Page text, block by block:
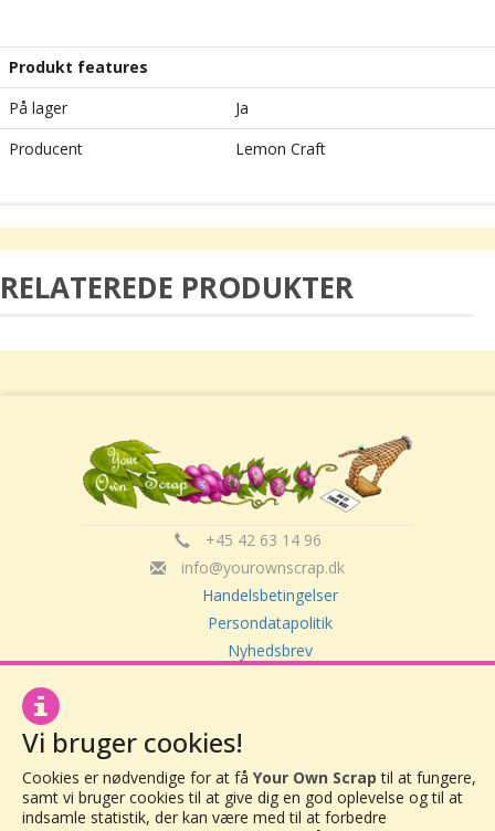
Produkt features
På lager
Ja
Producent
Lemon Craft
RELATEREDE PRODUKTER
+45 42 63 14 96
info@yourownscrap.dk
Handelsbetingelser
Persondatapolitik
Nyhedsbrev
CVR: 30416082
Vor Frue Hovedgade 20
Vi bruger cookies!
Cookies er nødvendige for at få Your Own Scrap til at fungere,
samt vi bruger cookies til at give dig en god oplevelse og til at
indsamle statistik, der kan være med til at forbedre